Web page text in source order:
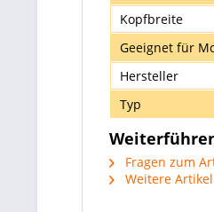
Kopfbreite
Geeignet für
Hersteller
Typ
Fragen zum
Weitere Artikel